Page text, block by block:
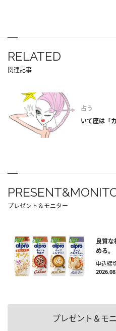
RELATED
関連記事
占う
いて座は「
プレゼント＆モニター
良質な
める。
申込締
プレゼント＆モ